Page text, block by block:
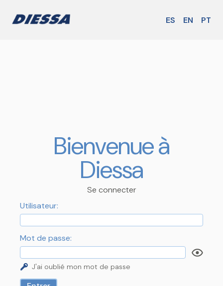
ES EN PT
Bienvenue à
Diessa
Se connecter
Utilisateur:
Mot de passe:
J'ai oublié mon mot de passe